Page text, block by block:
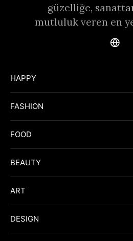
güzelliğe,
mutluluk veren en
HAPPY
FASHION
FOOD
BEAUTY
ART
DESIGN